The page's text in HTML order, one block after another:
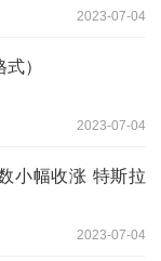
2023-07-04
）
2023-07-04
小幅收涨 特斯拉
2023-07-04